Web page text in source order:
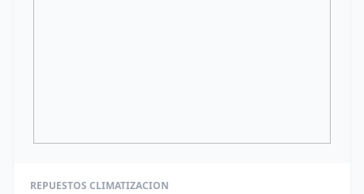
REPUESTOS CLIMATIZACION